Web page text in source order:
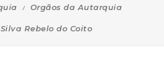
Orgãos da Autarquia
Rebelo do Coito